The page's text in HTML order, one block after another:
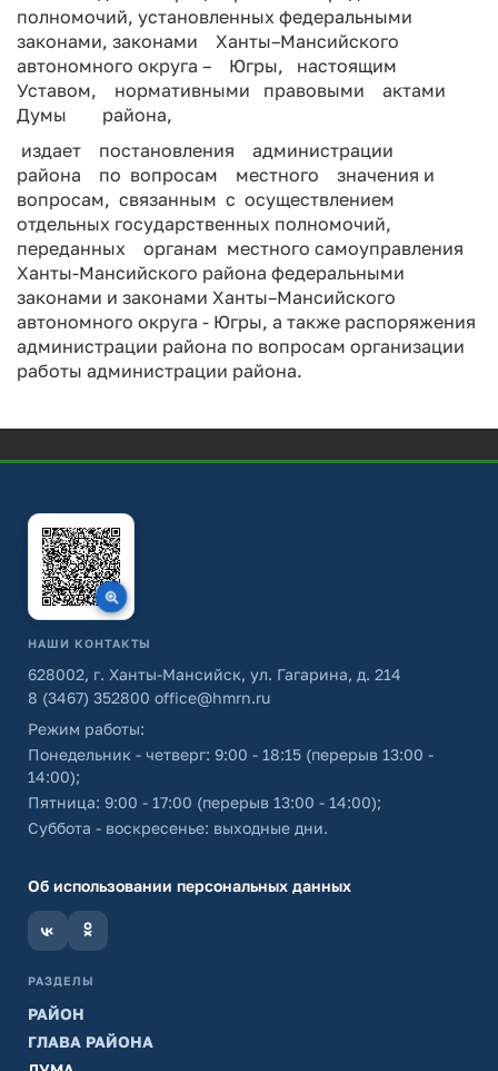
полномочий, установленных федеральными
законами, законами Ханты–Мансийского
автономного округа – Югры, настоящим
Уставом, нормативными правовыми актами
Думы района,
издает постановления администрации
района по вопросам местного значения и
вопросам, связанным с осуществлением
отдельных государственных полномочий,
переданных органам местного самоуправления
Ханты-Мансийского района федеральными
законами и законами Ханты–Мансийского
автономного округа - Югры, а также распоряжения
администрации района по вопросам организации
работы администрации района.
НАШИ КОНТАКТЫ
628002, г. Ханты-Мансийск, ул. Гагарина, д. 214
8 (3467) 352800 office@hmrn.ru
Режим работы:
Понедельник - четверг: 9:00 - 18:15 (перерыв 13:00 -
14:00);
Пятница: 9:00 - 17:00 (перерыв 13:00 - 14:00);
Суббота - воскресенье: выходные дни.
Об использовании персональных данных
РАЗДЕЛЫ
РАЙОН
ГЛАВА РАЙОНА